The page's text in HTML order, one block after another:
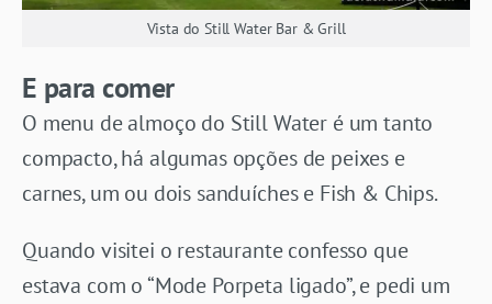
Vista do Still Water Bar & Grill
E para comer
O menu de almoço do Still Water é um tanto
compacto, há algumas opções de peixes e
carnes, um ou dois sanduíches e Fish & Chips.
Quando visitei o restaurante confesso que
estava com o “Mode Porpeta ligado”, e pedi um